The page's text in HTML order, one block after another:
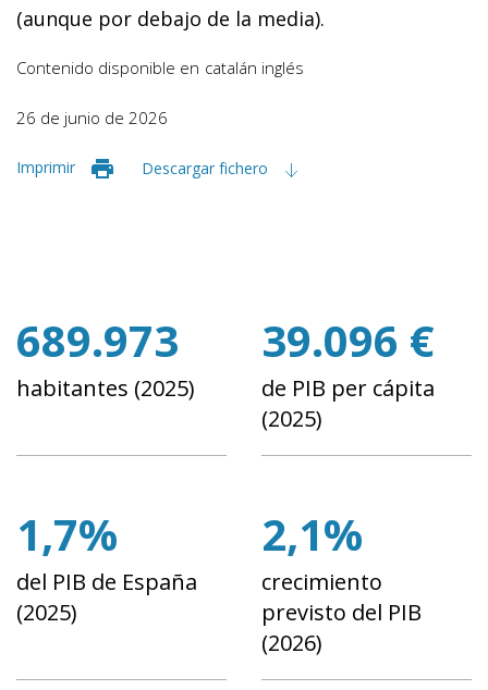
(aunque por debajo de la media).
Contenido disponible en catalán inglés
26 de junio de 2026
Imprimir Descargar fichero
689.973
habitantes (2025)
39.096 €
de PIB per cápita
(2025)
1,7%
del PIB de España
(2025)
2,1%
crecimiento
previsto del PIB
(2026)